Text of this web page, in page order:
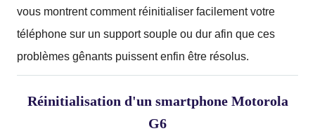
vous montrent comment réinitialiser facilement votre
téléphone sur un support souple ou dur afin que ces
problèmes gênants puissent enfin être résolus.
Réinitialisation d'un smartphone Motorola
G6